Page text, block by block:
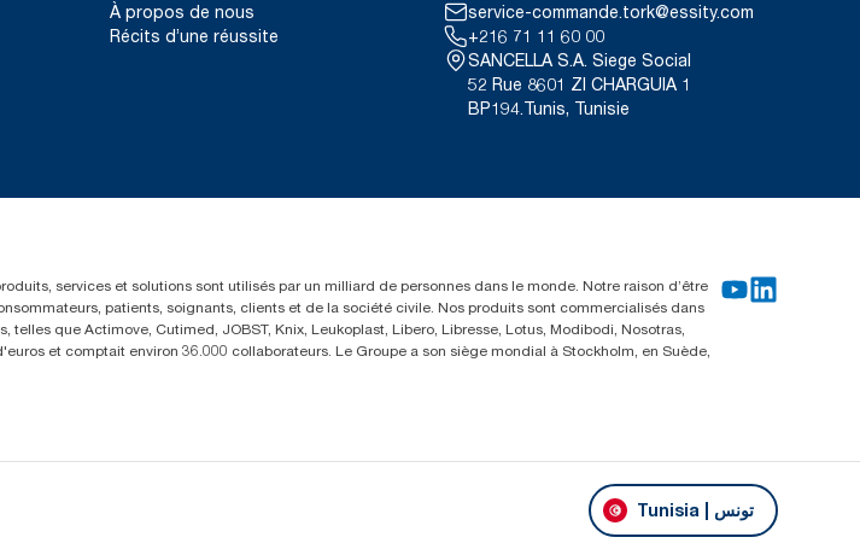
À propos de nous
Récits d’une réussite
service-commande.tork@essity.com
+216 71 11 60 00
SANCELLA S.A. Siege Social
52 Rue 8601 ZI CHARGUIA 1
BP194.Tunis, Tunisie
services et solutions sont utilisés par un milliard de personnes dans le monde. Notre raison d’être
patients, soignants, clients et de la société civile. Nos produits sont commercialisés dans
que Actimove, Cutimed, JOBST, Knix, Leukoplast, Libero, Libresse, Lotus, Modibodi, Nosotras,
et comptait environ 36.000 collaborateurs. Le Groupe a son siège mondial à Stockholm, en Suède,
Tunisia | تونس